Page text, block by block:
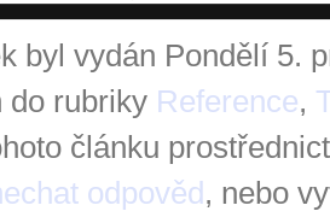
byl vydán Pondělí 5.
do rubriky Reference,
článku
odpověd , nebo